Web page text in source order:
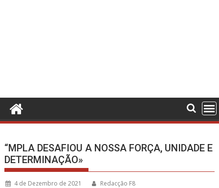
“MPLA DESAFIOU A NOSSA FORÇA, UNIDADE E
DETERMINAÇÃO»
4 de Dezembro de 2021 Redacção F8